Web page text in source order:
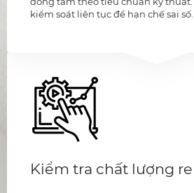
kiểm soát liên tục để hạn chế sai số.
Kiểm tra chất lượng